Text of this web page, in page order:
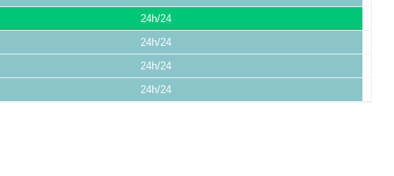
24h/24
24h/24
24h/24
24h/24